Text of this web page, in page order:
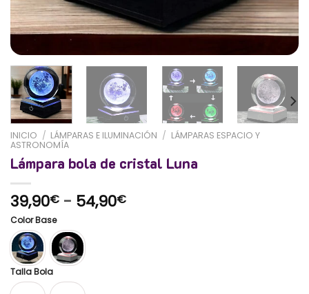
INICIO / LÁMPARAS E ILUMINACIÓN / LÁMPARAS ESPACIO Y
ASTRONOMÍA
Lámpara bola de cristal Luna
39,90€ - 54,90€Rango
Color Base
Talla Bola